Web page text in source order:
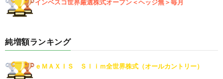
インベスコ世界厳選株式オープン＜ヘッジ無＞毎月
純増額ランキング
ｅＭＡＸＩＳ Ｓｌｉｍ全世界株式（オールカントリー）